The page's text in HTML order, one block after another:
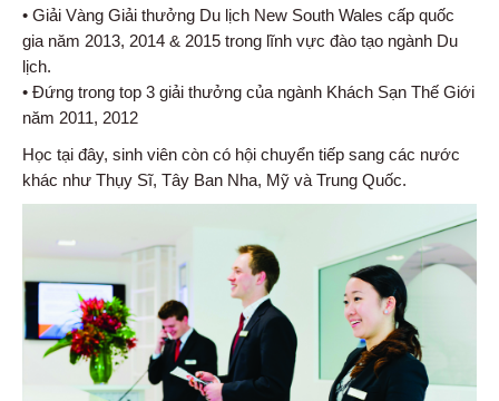
• Giải Vàng Giải thưởng Du lịch New South Wales cấp quốc
gia năm 2013, 2014 & 2015 trong lĩnh vực đào tạo ngành Du
lịch.
• Đứng trong top 3 giải thưởng của ngành Khách Sạn Thế Giới
năm 2011, 2012
Học tại đây, sinh viên còn có hội chuyển tiếp sang các nước
khác như Thụy Sĩ, Tây Ban Nha, Mỹ và Trung Quốc.